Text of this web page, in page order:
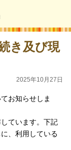
き及び現
2025年10月27日
お知らせしま
ています。下記
、利用している